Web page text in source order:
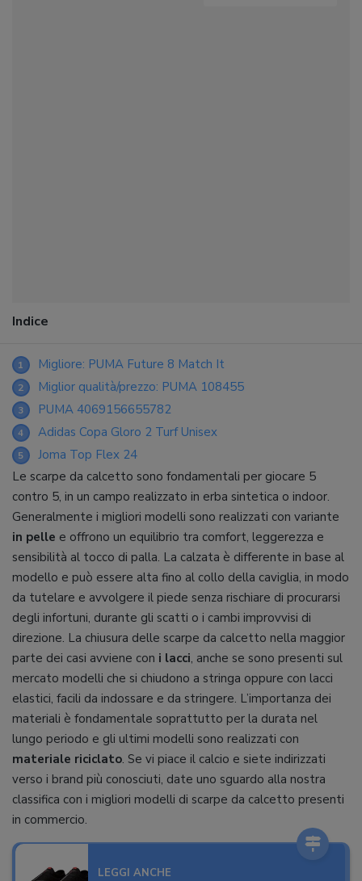
Indice
1 Migliore: PUMA Future 8 Match It
2 Miglior qualità/prezzo: PUMA 108455
3 PUMA 4069156655782
4 Adidas Copa Gloro 2 Turf Unisex
5
Joma Top Flex 24
Le scarpe da calcetto sono fondamentali per giocare 5
contro 5, in un campo realizzato in erba sintetica o indoor.
Generalmente i migliori modelli sono realizzati con variante
in pelle e offrono un equilibrio tra comfort, leggerezza e
sensibilità al tocco di palla. La calzata è differente in base al
modello e può essere alta fino al collo della caviglia, in modo
da tutelare e avvolgere il piede senza rischiare di procurarsi
degli infortuni, durante gli scatti o i cambi improvvisi di
direzione. La chiusura delle scarpe da calcetto nella maggior
parte dei casi avviene con i lacci, anche se sono presenti sul
mercato modelli che si chiudono a stringa oppure con lacci
elastici, facili da indossare e da stringere. L’importanza dei
materiali è fondamentale soprattutto per la durata nel
lungo periodo e gli ultimi modelli sono realizzati con
materiale riciclato. Se vi piace il calcio e siete indirizzati
verso i brand più conosciuti, date uno sguardo alla nostra
classifica con i migliori modelli di scarpe da calcetto presenti
in commercio.
LEGGI ANCHE